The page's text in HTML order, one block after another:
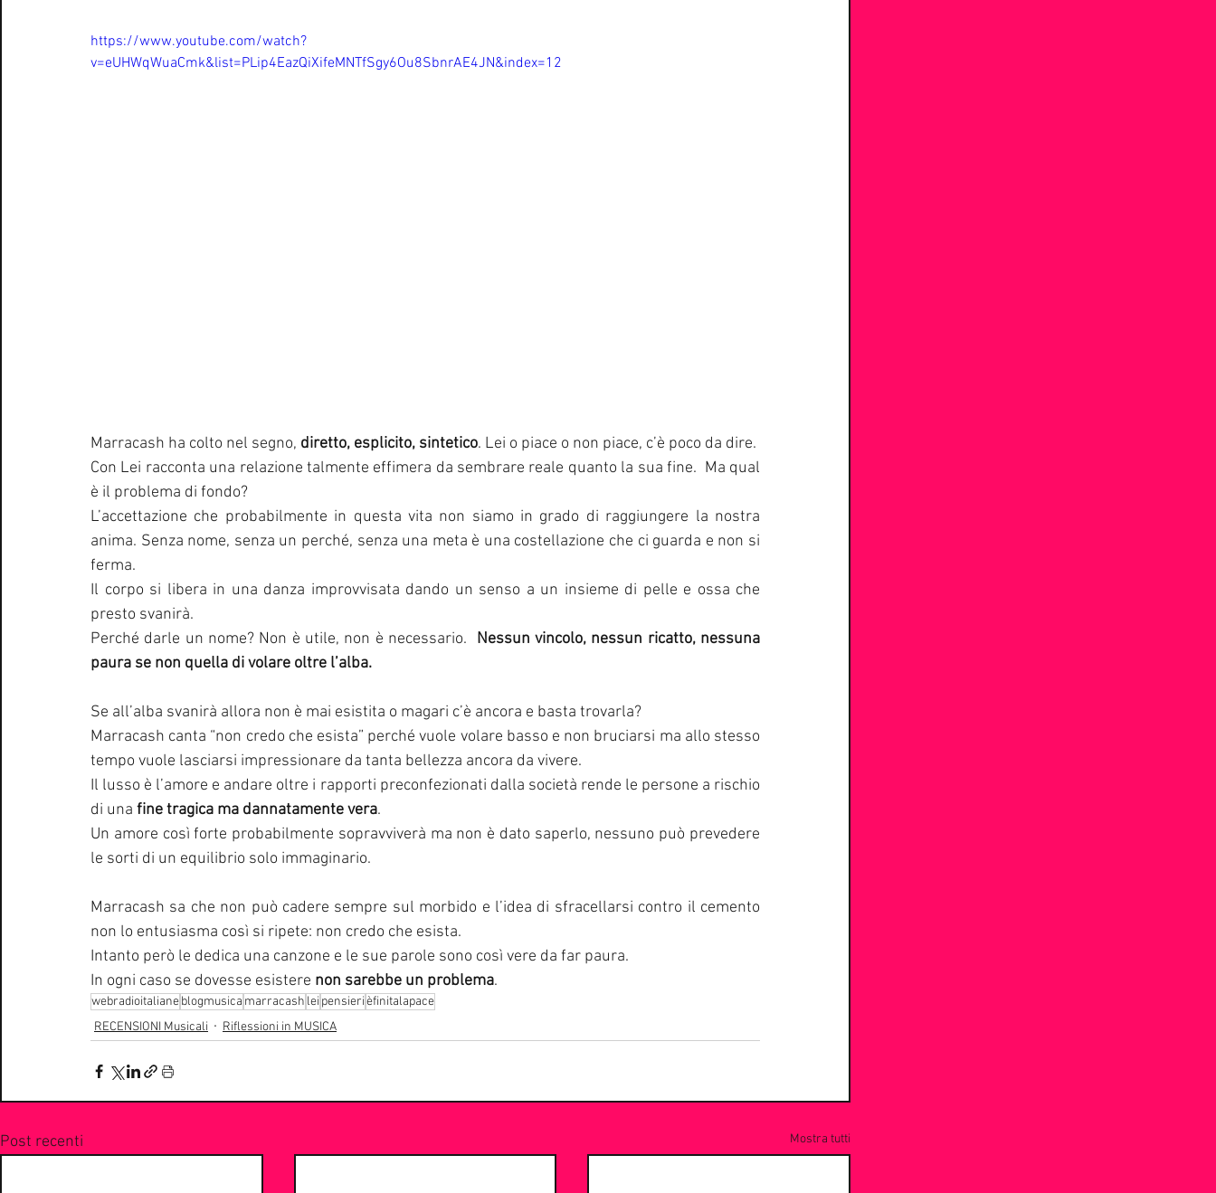
https://www.youtube.com/watch?
v=eUHWqWuaCmk&list=PLip4EazQiXifeMNTfSgy6Ou8SbnrAE4JN&index=12
Marracash ha colto nel segno, diretto, esplicito, sintetico. Lei o piace o non piace, c’è poco da dire.
Con Lei racconta una relazione talmente effimera da sembrare reale quanto la sua fine.  Ma qual
è il problema di fondo?
L’accettazione che probabilmente in questa vita non siamo in grado di raggiungere la nostra
anima. Senza nome, senza un perché, senza una meta è una costellazione che ci guarda e non si
ferma.
Il corpo si libera in una danza improvvisata dando un senso a un insieme di pelle e ossa che
presto svanirà.
Perché darle un nome? Non è utile, non è necessario. Nessun vincolo, nessun ricatto, nessuna
paura se non quella di volare oltre l’alba.
Se all’alba svanirà allora non è mai esistita o magari c’è ancora e basta trovarla?
Marracash canta “non credo che esista” perché vuole volare basso e non bruciarsi ma allo stesso
tempo vuole lasciarsi impressionare da tanta bellezza ancora da vivere.
Il lusso è l’amore e andare oltre i rapporti preconfezionati dalla società rende le persone a rischio
di una fine tragica ma dannatamente vera.
Un amore così forte probabilmente sopravviverà ma non è dato saperlo, nessuno può prevedere
le sorti di un equilibrio solo immaginario.
Marracash sa che non può cadere sempre sul morbido e l’idea di sfracellarsi contro il cemento
non lo entusiasma così si ripete: non credo che esista.
Intanto però le dedica una canzone e le sue parole sono così vere da far paura.
In ogni caso se dovesse esistere non sarebbe un problema.
webradioitalianeblogmusica marracash lei pensierièfinitalapace
RECENSIONI Musicali
Riflessioni in MUSICA
Post recenti Mostra tutti